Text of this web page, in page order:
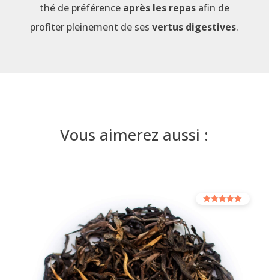
thé de préférence après les repasafin de
profiter pleinement de sesvertus digestives.
Vous aimerez aussi :